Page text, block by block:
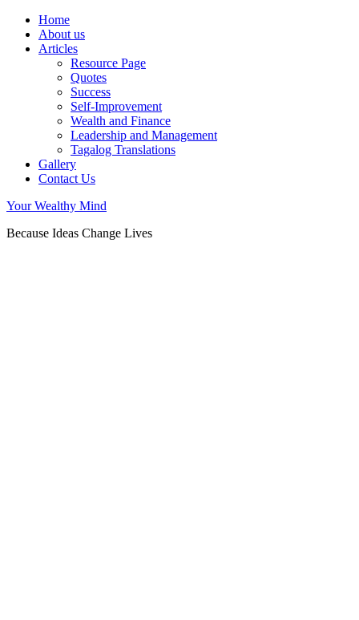
Home
About us
Articles
Resource Page
Quotes
Success
Self-Improvement
Wealth and Finance
Leadership and Management
Tagalog Translations
Gallery
Contact Us
Your Wealthy Mind
Because Ideas Change Lives